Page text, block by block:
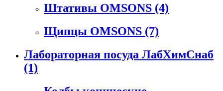
Штативы OMSONS (4)
Щипцы OMSONS (7)
Лабораторная посуда ЛабХимСнаб
(1)